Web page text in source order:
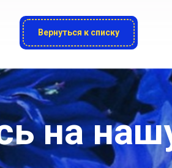
Вернуться к списку
на